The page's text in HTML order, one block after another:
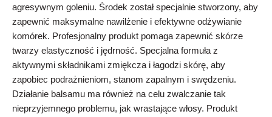
agresywnym goleniu. Środek został specjalnie stworzony, aby
zapewnić maksymalne nawilżenie i efektywne odżywianie
komórek. Profesjonalny produkt pomaga zapewnić skórze
twarzy elastyczność i jędrność. Specjalna formuła z
aktywnymi składnikami zmiękcza i łagodzi skórę, aby
zapobiec podrażnieniom, stanom zapalnym i swędzeniu.
Działanie balsamu ma również na celu zwalczanie tak
nieprzyjemnego problemu, jak wrastające włosy. Produkt